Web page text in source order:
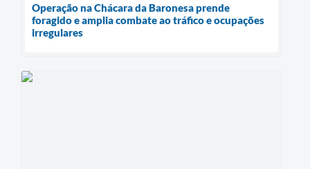
Operação na Chácara da Baronesa prende
foragido e amplia combate ao tráfico e ocupações
irregulares